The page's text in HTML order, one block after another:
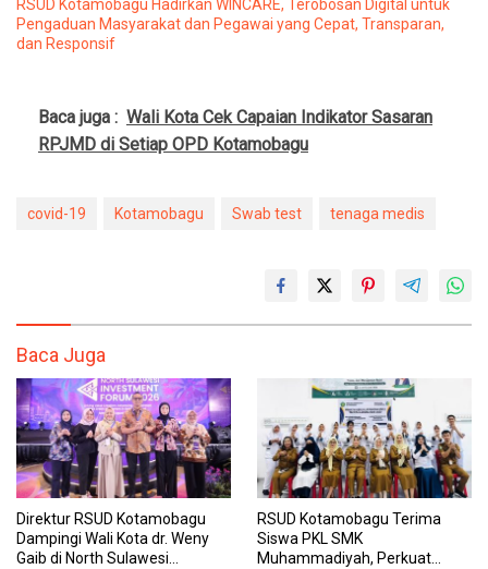
RSUD Kotamobagu Hadirkan WINCARE, Terobosan Digital untuk
Pengaduan Masyarakat dan Pegawai yang Cepat, Transparan,
dan Responsif
Baca juga : Wali Kota Cek Capaian Indikator Sasaran
RPJMD di Setiap OPD Kotamobagu
covid-19 Kotamobagu Swab test tenaga medis
Baca Juga
Direktur RSUD Kotamobagu
Dampingi Wali Kota dr. Weny
Gaib di North Sulawesi
RSUD Kotamobagu Terima
Siswa PKL SMK
Muhammadiyah, Perkuat